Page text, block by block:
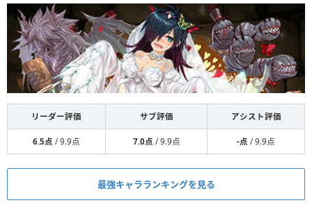
リーダー評価 サブ評価 アシスト評価
6.5点 / 9.9点 7.0点 / 9.9点 -点 / 9.9点
最強キャラランキングを見る